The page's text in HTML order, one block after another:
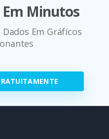
Minutos
Em Gráficos